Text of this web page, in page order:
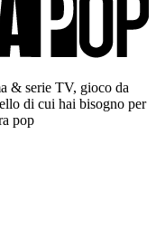
& serie TV, gioco da
di cui hai bisogno per
pop